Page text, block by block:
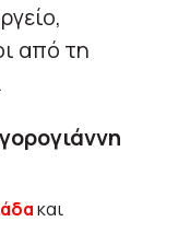
από τη
και